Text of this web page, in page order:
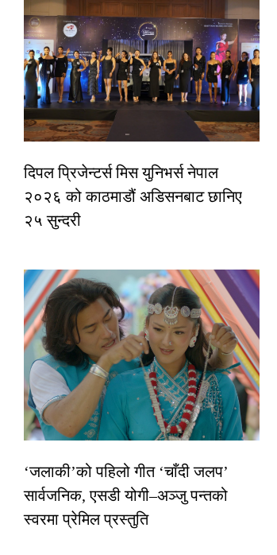
दिपल प्रिजेन्टर्स मिस युनिभर्स नेपाल
२०२६ को काठमाडौं अडिसनबाट छानिए
२५ सुन्दरी
‘जलाकी’को पहिलो गीत ‘चाँदी जलप’
सार्वजनिक, एसडी योगी–अञ्जु पन्तको
स्वरमा प्रेमिल प्रस्तुति